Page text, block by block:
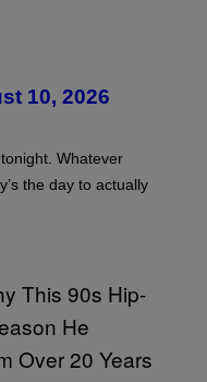
10, 2026
Whatever
the day to actually